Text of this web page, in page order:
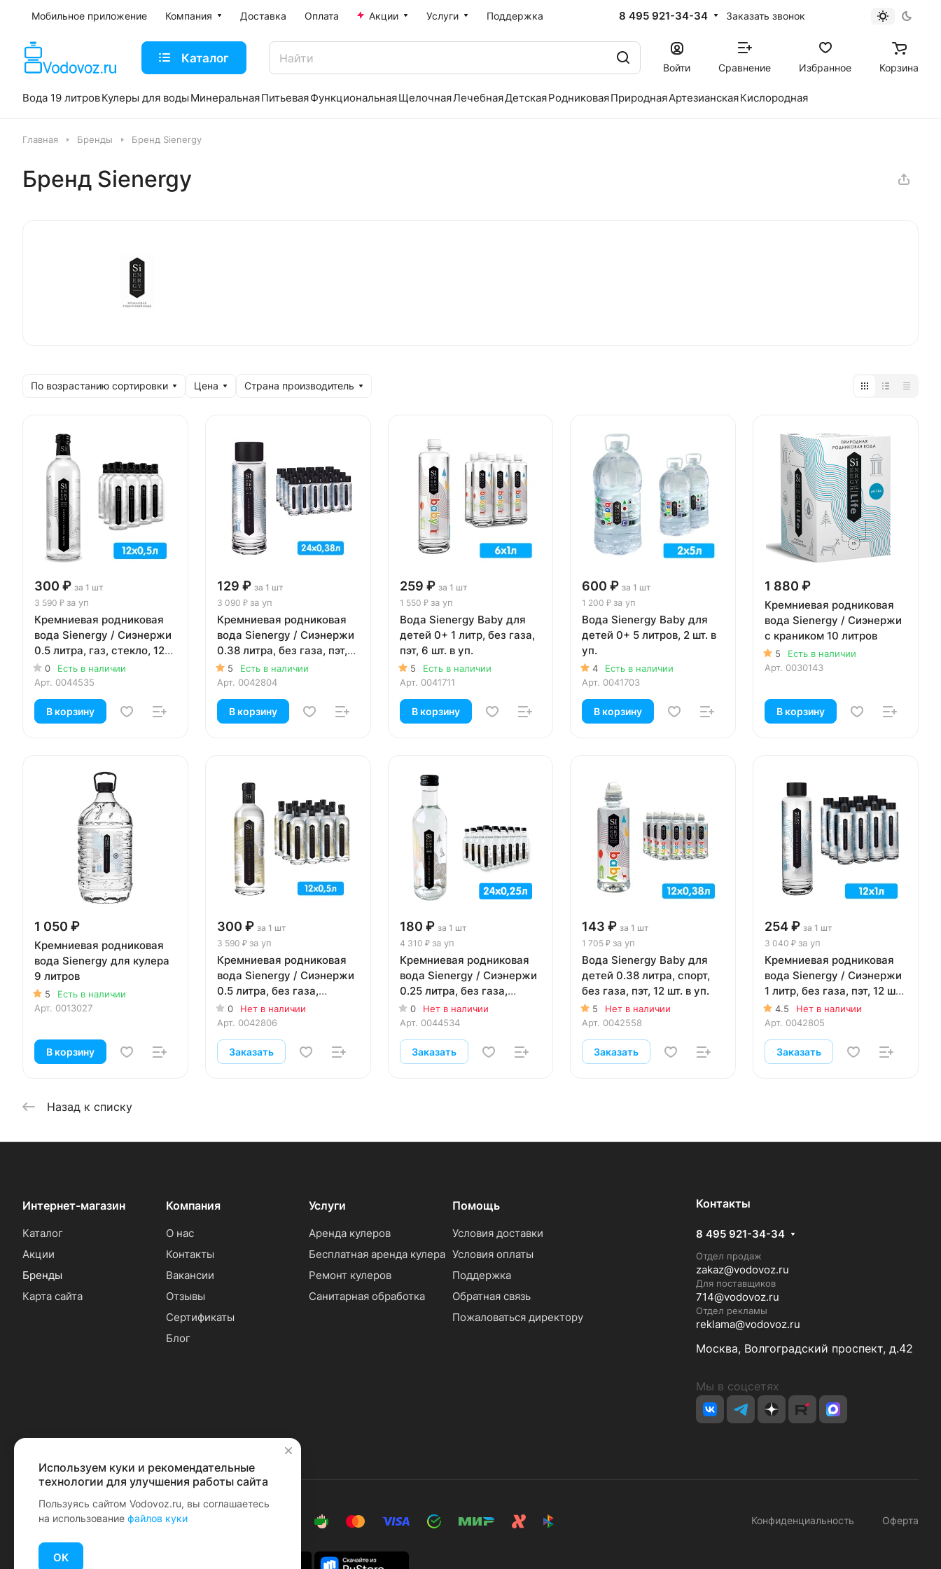
Мобильное приложение Компания Доставка Оплата Акции Услуги Поддержка 8 495 921-34-34 Заказать звонок
Каталог
Войти Сравнение Избранное Корзина
Вода 19 литровКулеры для воды МинеральнаяПитьеваяФункциональнаяЩелочнаяЛечебнаяДетскаяРодниковаяПрироднаяАртезианскаяКислородная
Главная Бренды Бренд Sienergy
Бренд Sienergy
По возрастанию сортировки Цена Страна производитель
300 ₽ за 1 шт
3 590 ₽ за уп
Кремниевая родниковая
вода Sienergy / Сиэнержи
0.5 литра, газ, стекло, 12
шт. в уп.
0
Есть в наличии
Арт. 0044535
В корзину
129 ₽ за 1 шт
3 090 ₽ за уп
Кремниевая родниковая
вода Sienergy / Сиэнержи
0.38 литра, без газа, пэт,
24 шт. в уп.
5
Есть в наличии
Арт. 0042804
В корзину
259 ₽ за 1 шт
1 550 ₽ за уп
Вода Sienergy Baby для
детей 0+ 1 литр, без газа,
пэт, 6 шт. в уп.
5
Есть в наличии
Арт. 0041711
В корзину
600 ₽ за 1 шт
1 200 ₽за уп
Вода Sienergy Baby для
детей 0+ 5 литров, 2 шт. в
уп.
4
Есть в наличии
Арт. 0041703
В корзину
1 880 ₽
Кремниевая родниковая
вода Sienergy / Сиэнержи
с краником 10 литров
5
Есть в наличии
Арт. 0030143
В корзину
1 050 ₽
Кремниевая родниковая
вода Sienergy для кулера
9 литров
5
Есть в наличии
Арт. 0013027
В корзину
300 ₽ за 1 шт
3 590 ₽ за уп
Кремниевая родниковая
вода Sienergy / Сиэнержи
0.5 литра, без газа,
стекло, 12 шт. в уп.
0
Нет в наличии
Арт. 0042806
Заказать
180 ₽ за 1 шт
4 310 ₽ за уп
Кремниевая родниковая
вода Sienergy / Сиэнержи
0.25 литра, без газа,
стекло, 24 шт. в уп.
0
Нет в наличии
Арт. 0044534
Заказать
143 ₽ за 1 шт
1 705 ₽за уп
Вода Sienergy Baby для
детей 0.38 литра, спорт,
без газа, пэт, 12 шт. в уп.
5
Нет в наличии
Арт. 0042558
Заказать
254 ₽ за 1 шт
3 040 ₽за уп
Кремниевая родниковая
вода Sienergy / Сиэнержи
1 литр, без газа, пэт, 12 шт.
в уп.
4.5
Нет в наличии
Арт. 0042805
Заказать
Назад к списку
Интернет-магазин
Каталог
Акции
Бренды
Карта сайта
Компания
О нас
Контакты
Вакансии
Отзывы
Сертификаты
Блог
Услуги
Аренда кулеров
Бесплатная аренда кулера
Ремонт кулеров
Санитарная обработка
Помощь
Условия доставки
Условия оплаты
Поддержка
Обратная связь
Пожаловаться директору
Контакты
8 495 921-34-34
Отдел продаж
zakaz@vodovoz.ru
Для поставщиков
714@vodovoz.ru
Отдел рекламы
reklama@vodovoz.ru
Москва, Волгоградский проспект, д.42
Мы в соцсетях
© 2026 Водовоз.RU Конфиденциальность Оферта
✕
Используем куки и рекомендательные
технологии для улучшения работы сайта
Пользуясь сайтом Vodovoz.ru, вы соглашаетесь
на использование файлов куки
ОК